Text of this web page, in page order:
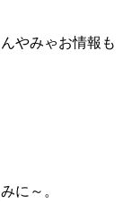
やみゃお情報も
に～。